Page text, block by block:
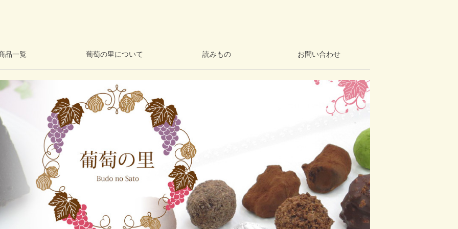
品一覧 葡萄の里について 読みもの お問い合わせ